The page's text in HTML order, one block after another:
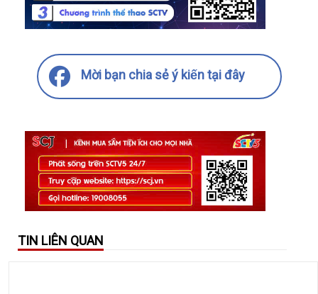
Mời bạn chia sẻ ý kiến tại đây
TIN LIÊN QUAN